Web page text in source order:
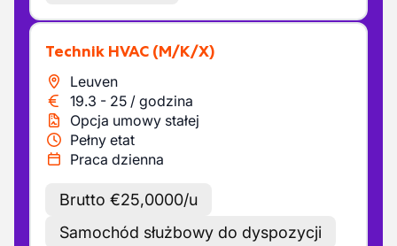
Technik HVAC (M/K/X)
Leuven
19.3 - 25 / godzina
Opcja umowy stałej
Pełny etat
Praca dzienna
Brutto €25,0000/u
Samochód służbowy do dyspozycji